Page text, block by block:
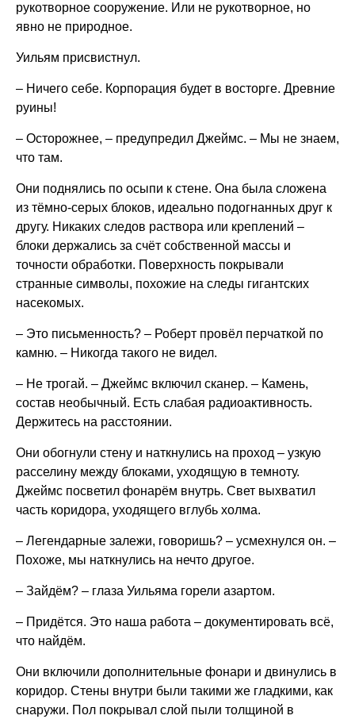
рукотворное сооружение. Или не рукотворное, но
явно не природное.
Уильям присвистнул.
– Ничего себе. Корпорация будет в восторге. Древние
руины!
– Осторожнее, – предупредил Джеймс. – Мы не знаем,
что там.
Они поднялись по осыпи к стене. Она была сложена
из тёмно-серых блоков, идеально подогнанных друг к
другу. Никаких следов раствора или креплений –
блоки держались за счёт собственной массы и
точности обработки. Поверхность покрывали
странные символы, похожие на следы гигантских
насекомых.
– Это письменность? – Роберт провёл перчаткой по
камню. – Никогда такого не видел.
– Не трогай. – Джеймс включил сканер. – Камень,
состав необычный. Есть слабая радиоактивность.
Держитесь на расстоянии.
Они обогнули стену и наткнулись на проход – узкую
расселину между блоками, уходящую в темноту.
Джеймс посветил фонарём внутрь. Свет выхватил
часть коридора, уходящего вглубь холма.
– Легендарные залежи, говоришь? – усмехнулся он. –
Похоже, мы наткнулись на нечто другое.
– Зайдём? – глаза Уильяма горели азартом.
– Придётся. Это наша работа – документировать всё,
что найдём.
Они включили дополнительные фонари и двинулись в
коридор. Стены внутри были такими же гладкими, как
снаружи. Пол покрывал слой пыли толщиной в